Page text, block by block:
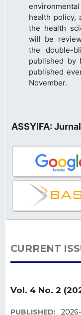
health policy,
the health
will be
the double-
published by
published
November.
ASSYIFA:
CURRENT
Vol. 4 No. 2
PUBLISHED: